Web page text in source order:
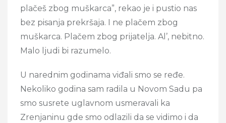
plačeš zbog muškarca”, rekao je i pustio nas
bez pisanja prekršaja. I ne plačem zbog
muškarca. Plačem zbog prijatelja. Al’, nebitno.
Malo ljudi bi razumelo.
U narednim godinama viđali smo se ređe.
Nekoliko godina sam radila u Novom Sadu pa
smo susrete uglavnom usmeravali ka
Zrenjaninu gde smo odlazili da se vidimo i da